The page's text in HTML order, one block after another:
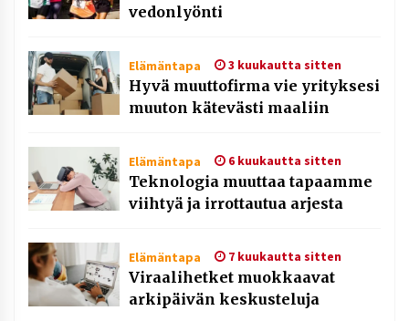
vedonlyönti
Elämäntapa 3 kuukautta sitten
Hyvä muuttofirma vie yrityksesi
muuton kätevästi maaliin
Elämäntapa 6 kuukautta sitten
Teknologia muuttaa tapaamme
viihtyä ja irrottautua arjesta
Elämäntapa 7 kuukautta sitten
Viraalihetket muokkaavat
arkipäivän keskusteluja